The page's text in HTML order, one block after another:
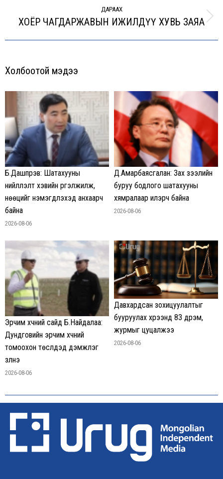
ДАРААХ
Next
XОЁР ЧАГДАРЖАВЫН ИЖИЛДҮҮ XУВЬ ЗАЯА
Холбоотой мэдээ
Б.Дашпүрэв: Шатахууны
нийлүүлэлт хэвийн үргэлжилж,
нөөцийг нэмэгдүүлэхэд анхаарч
байна
2026-08-06
Д.Амарбаясгалан: Зах зээлийн
буруу бодлого шатахууны
хямралаар илэрч байна
2026-08-06
Эрчим хүчний сайд Б.Найдалаа:
Дундговийн эрчим хүчний
томоохон төслүүдэд дэмжлэг
үзүүлнэ
2026-08-06
Давхардсан зохицуулалтыг
бууруулах хүрээнд 83 дүрэм,
журмыг цуцалжээ
2026-08-06